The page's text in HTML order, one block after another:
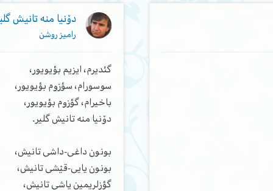
پادشاهین آروادیینان
نه وعدلر وئردی، دئیه
مملکتی‌نین هیمنی اعلان
و تزه پادشاه لذّتله
سئویردی. سئونده ایسه
بوردا سئویشمه‌ده
دۆنیا منه تانیش
رامیز روشن
گئدیرم، ایزیم بؤیویور،
سوسورام، سؤزوم بؤیویور،
باخیرام، گؤزوم بؤیویور،
دۆنیا منه تانیش گلیر.
بونون داغی-داشی تانیش،
بونون یایی-قؽشی تانیش،
گؤزلریمین یاشی تانیش،